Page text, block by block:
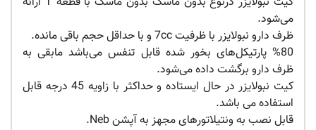
می‌شود.
ظرف دارو نبولایزر با ظرفیت 7cc و با حداقل حجم باقی مانده.
%80 پارتیکل‌های بخور شده قابل تنفس می‌باشد مابقی به
ظرف دارو برگشت داده می‌شود.
کیت نبولایزر در حال ایستاده و حداکثر با زاویه 45 درجه قابل
استفاده می باشد.
قابل نصب به ونتیلاتورهای مجهز به آپشن Neb.